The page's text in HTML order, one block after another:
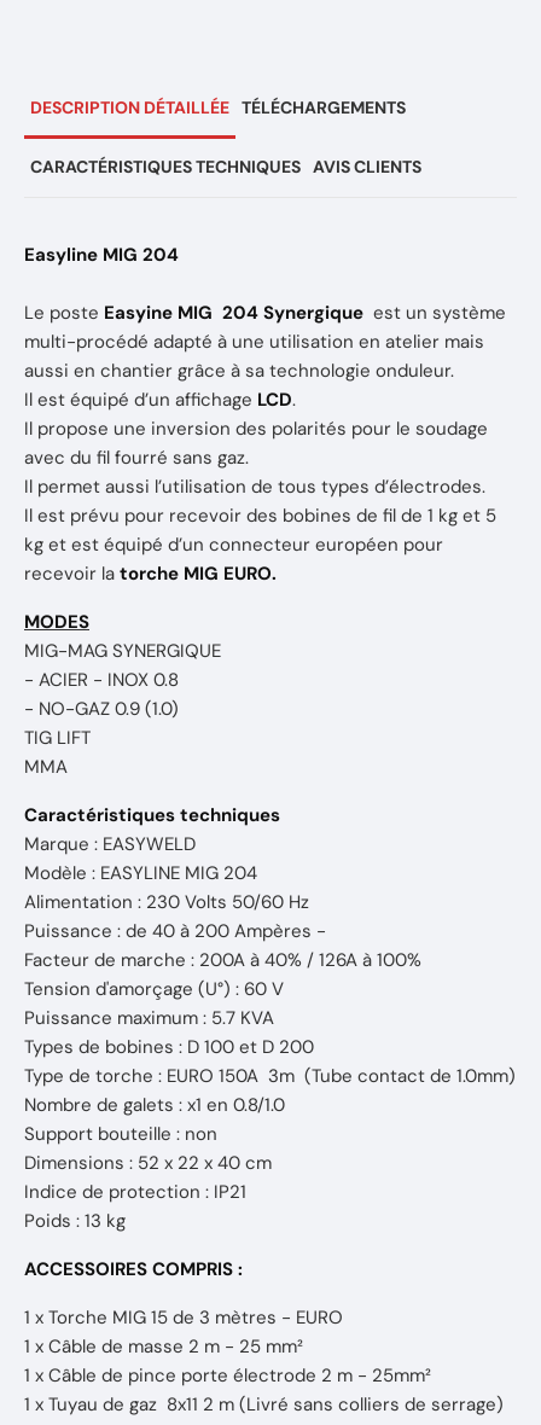
DESCRIPTION DÉTAILLÉE TÉLÉCHARGEMENTS
CARACTÉRISTIQUES TECHNIQUES AVIS CLIENTS
Easyline MIG 204
Le poste Easyine MIG 204 Synergique est un système
multi-procédé adapté à une utilisation en atelier mais
aussi en chantier grâce à sa technologie onduleur.
Il est équipé d’un affichage LCD.
Il propose une inversion des polarités pour le soudage
avec du fil fourré sans gaz.
Il permet aussi l’utilisation de tous types d’électrodes.
Il est prévu pour recevoir des bobines de fil de 1 kg et 5
kg et est équipé d’un connecteur européen pour
recevoir la torche MIG EURO.
MODES
MIG-MAG SYNERGIQUE
- ACIER - INOX 0.8
- NO-GAZ 0.9 (1.0)
TIG LIFT
MMA
Caractéristiques techniques
Marque : EASYWELD
Modèle : EASYLINE MIG 204
Alimentation : 230 Volts 50/60 Hz
Puissance : de 40 à 200 Ampères -
Facteur de marche : 200A à 40% / 126A à 100%
Tension d'amorçage (U°) : 60 V
Puissance maximum : 5.7 KVA
Types de bobines : D 100 et D 200
Type de torche : EURO 150A 3m (Tube contact de 1.0mm)
Nombre de galets : x1 en 0.8/1.0
Support bouteille : non
Dimensions : 52 x 22 x 40 cm
Indice de protection : IP21
Poids : 13 kg
ACCESSOIRES COMPRIS :
1 x Torche MIG 15 de 3 mètres - EURO
1 x Câble de masse 2 m - 25 mm²
1 x Câble de pince porte électrode 2 m - 25mm²
1 x Tuyau de gaz 8x11 2 m (Livré sans colliers de serrage)